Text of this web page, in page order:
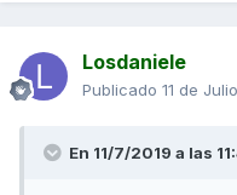
Losdaniele
Publicado 11 de
En 11/7/2019 a las